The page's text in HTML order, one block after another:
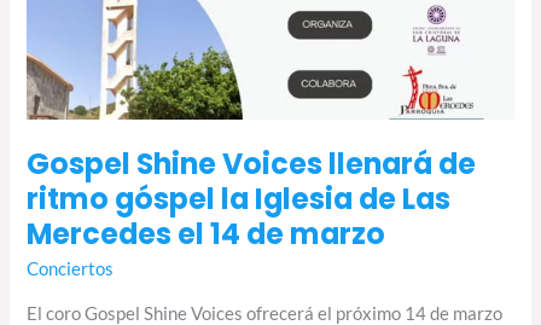
Gospel Shine Voices llenará de
ritmo góspel la Iglesia de Las
Mercedes el 14 de marzo
Conciertos
El coro Gospel Shine Voices ofrecerá el próximo 14 de marzo